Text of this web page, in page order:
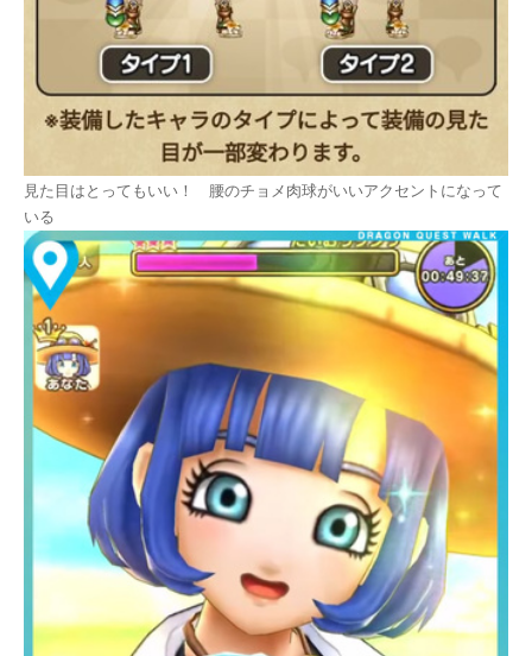
見た目はとってもいい！ 腰のチョメ肉球がいいアクセントになって
いる